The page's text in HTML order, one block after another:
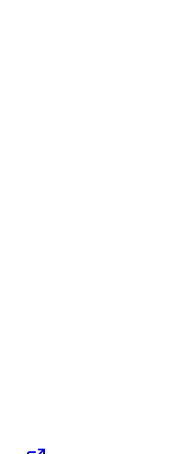
ございますので、ぜひお
のお時間を頂くため、
日＞12時半～21時＜土日
江戸川区中葛西5-42-3 ソ
0869ご予約はこちら
点の空き状況です。 急
セルにより、ご案内でき
。ご予約時間の調整がで
い合わせくださいませ。
kasai/booking※リラクグ
で含めて施術時間+20分
わりにお疲れが出やすい
ケア60分で以下のお時間
/ 17:00～18:50肩こりや腰
方は、日曜日のうちにお
立ち寄りくださいませ。
。ご予約はこちら
kasai/booking※リラクグ
注意事項の確認、会員情
で含めて施術時間+20分
葛西駅前店〈営業時
日＞11時半～20時〈住
レイユプラザ2F〈電話〉